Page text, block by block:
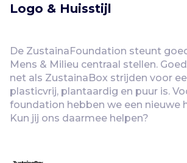
Logo & Huisstijl
De ZustainaFoundation steunt
Mens & Milieu centraal stellen.
net als ZustainaBox strijden voor
plasticvrij, plantaardig en puur is.
foundation hebben we een nieuwe
Kun jij ons daarmee helpen?